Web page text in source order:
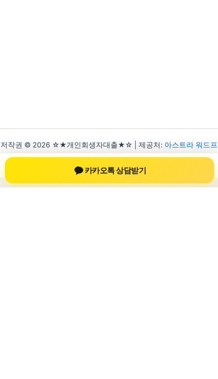
저작권 © 2026 ☆★개인회생자대출★☆ | 제공처: 아스트라 워드프
레스 테마
카카오톡 상담받기